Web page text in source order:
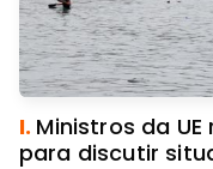
I. Ministros da
para discutir